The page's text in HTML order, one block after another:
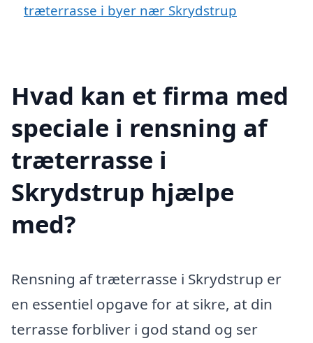
træterrasse i byer nær Skrydstrup
Hvad kan et firma med
speciale i rensning af
træterrasse i
Skrydstrup hjælpe
med?
Rensning af træterrasse i Skrydstrup er
en essentiel opgave for at sikre, at din
terrasse forbliver i god stand og ser